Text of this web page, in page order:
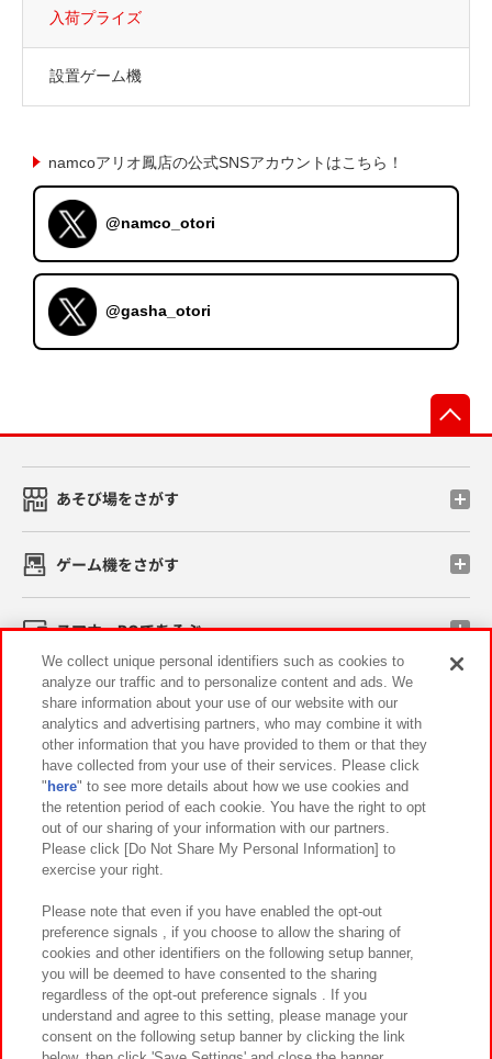
入荷プライズ
設置ゲーム機
namcoアリオ鳳店の公式SNSアカウントはこちら！
@namco_otori
@gasha_otori
あそび場をさがす
ゲーム機をさがす
スマホ・PCであそぶ
イベント・キャンペーン
関連会社 サステナビリティ サイトポリシー
プライバシーポリシー ウェブアクセシビリティ方針と検証結果
お取引先さまとともに
カスタマーハラスメント対応方針 よくあるご質問・お問い合わせ
We collect unique personal identifiers such as cookies to
analyze our traffic and to personalize content and ads. We
share information about your use of our website with our
analytics and advertising partners, who may combine it with
other information that you have provided to them or that they
have collected from your use of their services. Please click
" here" to see more details about how we use cookies and
the retention period of each cookie. You have the right to opt
out of our sharing of your information with our partners.
Please click [Do Not Share My Personal Information] to
exercise your right.
Please note that even if you have enabled the opt-out
preference signals , if you choose to allow the sharing of
cookies and other identifiers on the following setup banner,
you will be deemed to have consented to the sharing
regardless of the opt-out preference signals . If you
understand and agree to this setting, please manage your
consent on the following setup banner by clicking the link